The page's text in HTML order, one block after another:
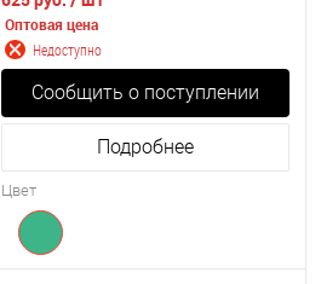
Оптовая цена
Недоступно
Сообщить о поступлении
Подробнее
Цвет